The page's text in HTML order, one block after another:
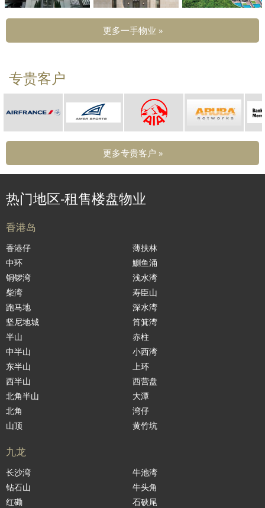
更多一手物业 »
专贵客户
更多专贵客户 »
热门地区-租售楼盘物业
香港岛
香港仔
中环
铜锣湾
柴湾
跑马地
坚尼地城
半山
中半山
东半山
西半山
北角半山
北角
山顶
薄扶林
鰂鱼涌
浅水湾
寿臣山
深水湾
筲箕湾
赤柱
小西湾
上环
西营盘
大潭
湾仔
黄竹坑
九龙
长沙湾
钻石山
红磡
牛池湾
牛头角
石硖尾